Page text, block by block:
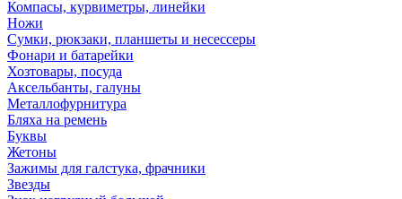
Компасы, курвиметры, линейки
Ножи
Сумки, рюкзаки, планшеты и несессеры
Фонари и батарейки
Хозтовары, посуда
Аксельбанты, галуны
Металлофурнитура
Бляха на ремень
Буквы
Жетоны
Зажимы для галстука, фрачники
Звезды